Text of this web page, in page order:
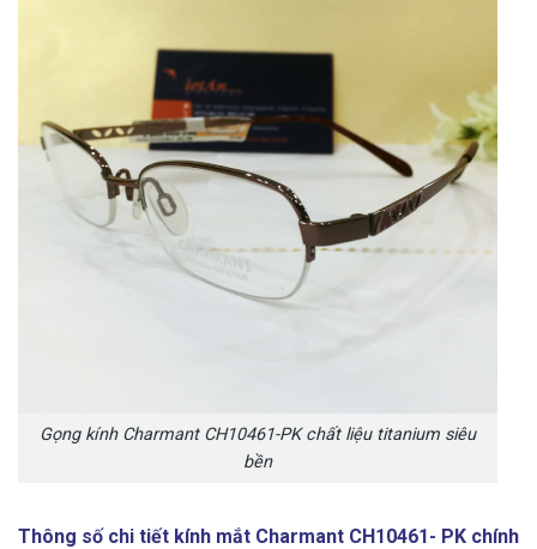
Gọng kính Charmant CH10461-PK chất liệu titanium siêu
bền
Thông số chi tiết kính mắt Charmant CH10461- PK chính